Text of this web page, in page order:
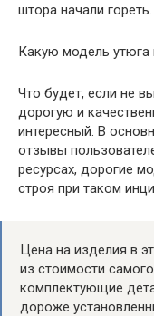
штора начали гореть.
Какую модель утюга
Что будет, если не
дорогую и
интересный. В
отзывы
ресурсах, дорогие
строя при таком
Цена на изделия в
из стоимости
комплектующие
дороже